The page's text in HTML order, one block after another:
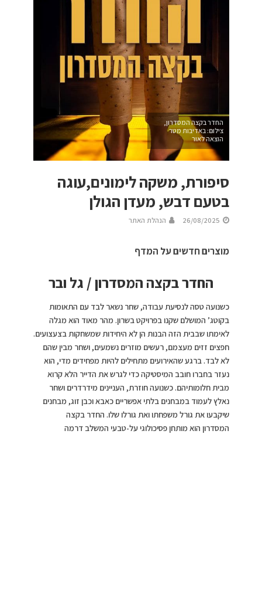
החדר בקצה המסדרון,
צילום: באדיבות מטר
הוצאה לאור
סיפורת, משקה לימונים,עוגה
בטעם דבש, מעדן הגולן
26/08/2025 הנהלת האתר
מוצרים חדשים על המדף
החדר בקצה המסדרון / גל ובר
כשנועה טסה לנסיעת עבודה, שחר נשאר לבד עם התאומות
בקוטג’ המושלם שקנו בפרויקט בשרון. מהר מאוד הוא מגלה
לאימתו שבבית הזה הבנות הן לא היחידות שמשחקות בצעצועים.
חפצים זזים מעצמם, רעשים מוזרים נשמעים, ושחר מבין שהם
לא לבד. ברגע שהאירועים מתחילים להיות מפחידים מדי, הוא
נעזר בחברו חובב המיסטיקה כדי לגרש את הדייר הלא קרוא
מבית חלומותיהם. כשנועה חוזרת, העניינים מידרדרים ושחר
נאלץ לעמוד במבחנים בלתי אפשריים כאבא וכבן זוג, מבחנים
שיקבעו את גורל משפחתו ואת גורלו שלו. החדר בקצה
המסדרון הוא מותחן פסיכולוגי על-טבעי המשלב דרמה